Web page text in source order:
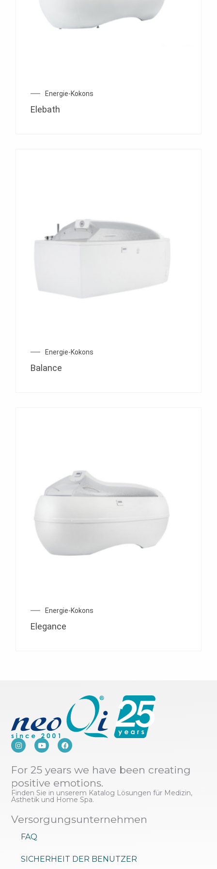
Energie-Kokons
Elebath
Energie-Kokons
Balance
Energie-Kokons
Elegance
I
n
s
a
r
a
m
Y
o
u
u
b
e
F
a
c
b
o
k
For 25 years we have been creating
positive emotions.
Finden Sie in unserem Katalog Lösungen für Medizin,
Ästhetik und Home Spa.
Versorgungsunternehmen
FAQ
SICHERHEIT DER BENUTZER